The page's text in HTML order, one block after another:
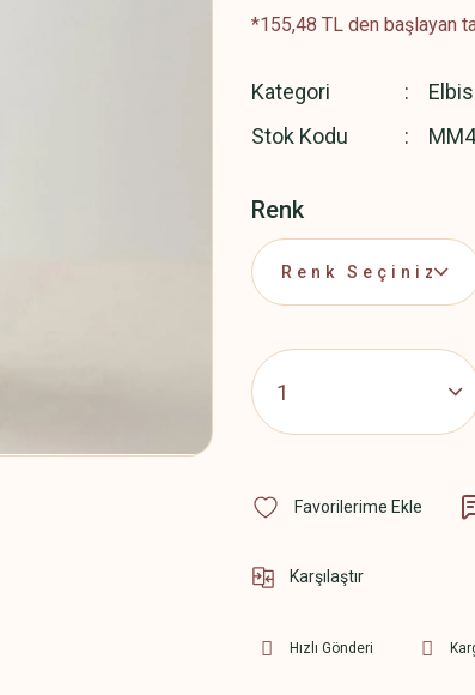
*155,48 TL den başlayan
Kategori
Stok Kodu
Renk
Karşılaştır
Hızlı Gönderi